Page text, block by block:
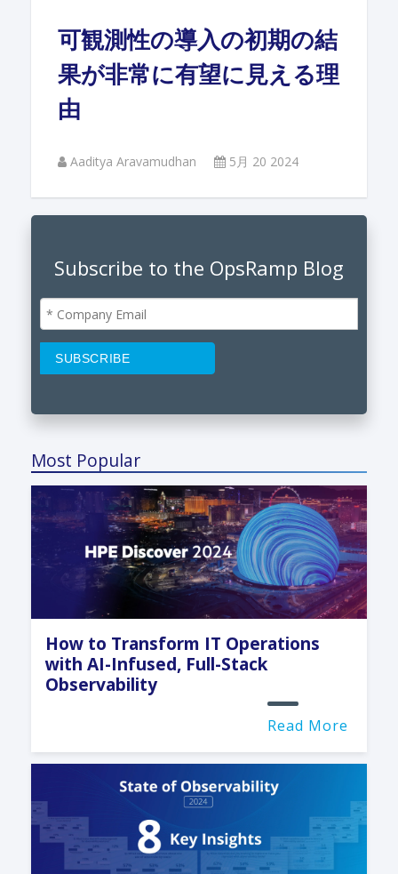
可観測性の導入の初期の結
果が非常に有望に見える理
由
Aaditya Aravamudhan 5月 20 2024
Subscribe to the OpsRamp Blog
Most Popular
How to Transform IT Operations
with AI-Infused, Full-Stack
Observability
Read More